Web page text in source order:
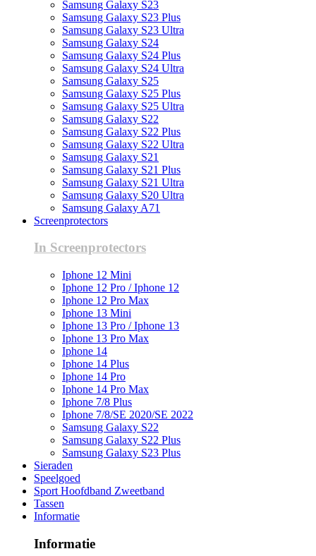
Samsung Galaxy S23
Samsung Galaxy S23 Plus
Samsung Galaxy S23 Ultra
Samsung Galaxy S24
Samsung Galaxy S24 Plus
Samsung Galaxy S24 Ultra
Samsung Galaxy S25
Samsung Galaxy S25 Plus
Samsung Galaxy S25 Ultra
Samsung Galaxy S22
Samsung Galaxy S22 Plus
Samsung Galaxy S22 Ultra
Samsung Galaxy S21
Samsung Galaxy S21 Plus
Samsung Galaxy S21 Ultra
Samsung Galaxy S20 Ultra
Samsung Galaxy A71
Screenprotectors
In Screenprotectors
Iphone 12 Mini
Iphone 12 Pro / Iphone 12
Iphone 12 Pro Max
Iphone 13 Mini
Iphone 13 Pro / Iphone 13
Iphone 13 Pro Max
Iphone 14
Iphone 14 Plus
Iphone 14 Pro
Iphone 14 Pro Max
Iphone 7/8 Plus
Iphone 7/8/SE 2020/SE 2022
Samsung Galaxy S22
Samsung Galaxy S22 Plus
Samsung Galaxy S23 Plus
Sieraden
Speelgoed
Sport Hoofdband Zweetband
Tassen
Informatie
Informatie